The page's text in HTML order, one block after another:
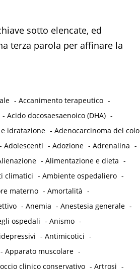
sotto elencate, ed
terza parola per affinare la
- Accanimento terapeutico -
- Acido docosaesaenoico (DHA) -
idratazione - Adenocarcinoma del
- Adolescenti - Adozione - Adrenalina -
- Alimentazione e dieta -
climatici - Ambiente ospedaliero -
materno - Amortalità -
- Anemia - Anestesia generale -
ospedali - Anismo -
- Antimicotici -
- Apparato muscolare -
clinico conservativo - Artrosi -